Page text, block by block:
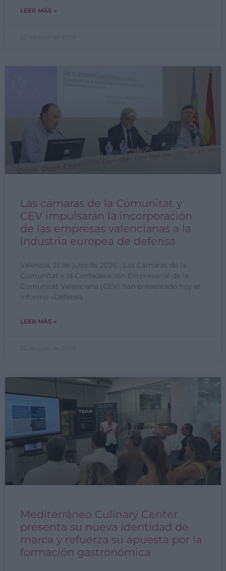
LEER MÁS »
Las cámaras de la Comunitat y
CEV impulsarán la incorporación
de las empresas valencianas a la
industria europea de defensa
Valencia, 21 de julio de 2026.- Las Cámaras de la
Comunitat y la Confederación Empresarial de la
Comunitat Valenciana (CEV) han presentado hoy el
informe «Defensa
LEER MÁS »
Mediterráneo Culinary Center
presenta su nueva identidad de
marca y refuerza su apuesta por la
formación gastronómica